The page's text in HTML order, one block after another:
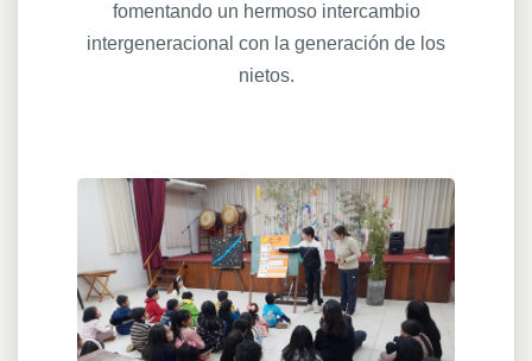
fomentando un hermoso intercambio
intergeneracional con la generación de los
nietos.